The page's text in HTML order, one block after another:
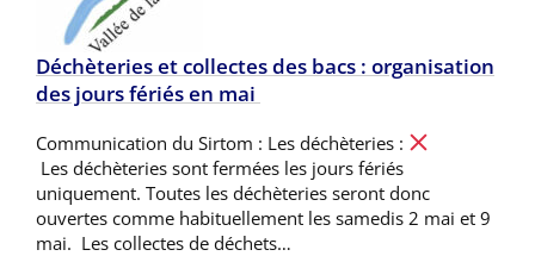
Déchèteries et collectes des bacs : organisation
des jours fériés en mai
Communication du Sirtom : Les déchèteries :
Les déchèteries sont fermées les jours fériés
uniquement. Toutes les déchèteries seront donc
ouvertes comme habituellement les samedis 2 mai et 9
mai. Les collectes de déchets…